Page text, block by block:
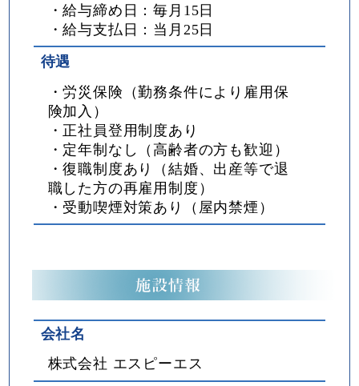
・給与締め日：毎月15日
・給与支払日：当月25日
待遇
・労災保険（勤務条件により雇用保
険加入）
・正社員登用制度あり
・定年制なし（高齢者の方も歓迎）
・復職制度あり（結婚、出産等で退
職した方の再雇用制度）
・受動喫煙対策あり（屋内禁煙）
会社名
株式会社 エスピーエス